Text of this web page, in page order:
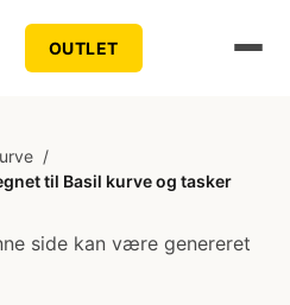
OUTLET
/
til Basil kurve og tasker
side kan være genereret